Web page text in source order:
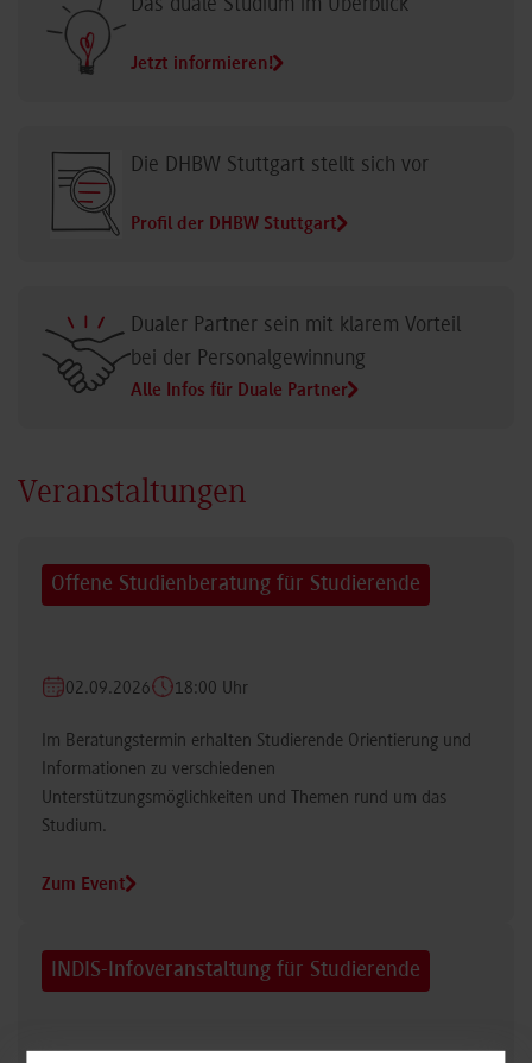
Das duale Studium im Überblick
Jetzt informieren!
Die DHBW Stuttgart stellt sich vor
Profil der DHBW Stuttgart
Dualer Partner sein mit klarem Vorteil
bei der Personalgewinnung
Alle Infos für Duale Partner
Veranstaltungen
Offene Studienberatung für Studierende
02.09.2026 18:00 Uhr
Im Beratungstermin erhalten Studierende Orientierung und
Informationen zu verschiedenen
Unterstützungsmöglichkeiten und Themen rund um das
Studium.
Zum Event
INDIS-Infoveranstaltung für Studierende